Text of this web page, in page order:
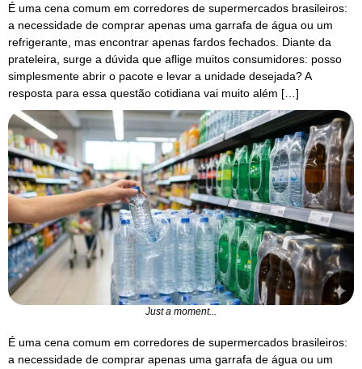
É uma cena comum em corredores de supermercados brasileiros:
a necessidade de comprar apenas uma garrafa de água ou um
refrigerante, mas encontrar apenas fardos fechados. Diante da
prateleira, surge a dúvida que aflige muitos consumidores: posso
simplesmente abrir o pacote e levar a unidade desejada? A
resposta para essa questão cotidiana vai muito além […]
Just a moment...
É uma cena comum em corredores de supermercados brasileiros:
a necessidade de comprar apenas uma garrafa de água ou um